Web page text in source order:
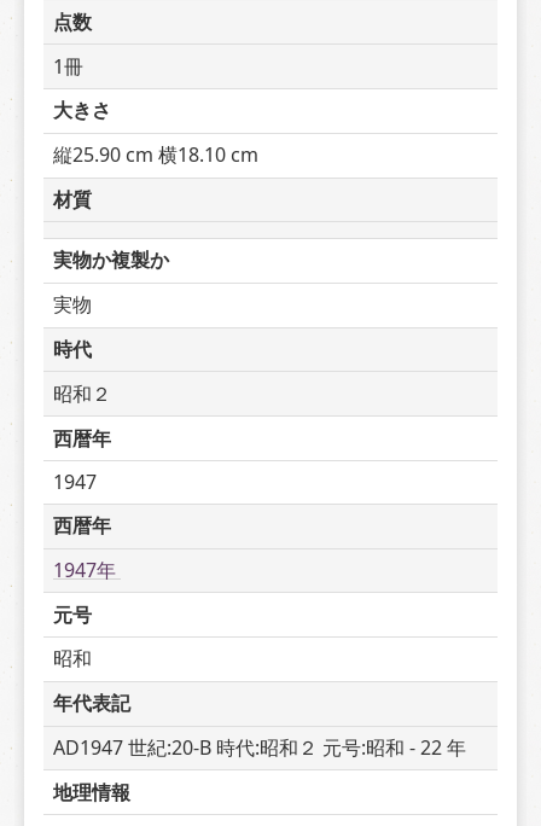
点数
1冊
大きさ
縦25.90 cm 横18.10 cm
材質
実物か複製か
実物
時代
昭和２
西暦年
1947
西暦年
1947年
元号
昭和
年代表記
AD1947 世紀:20-B 時代:昭和２ 元号:昭和 - 22 年
地理情報